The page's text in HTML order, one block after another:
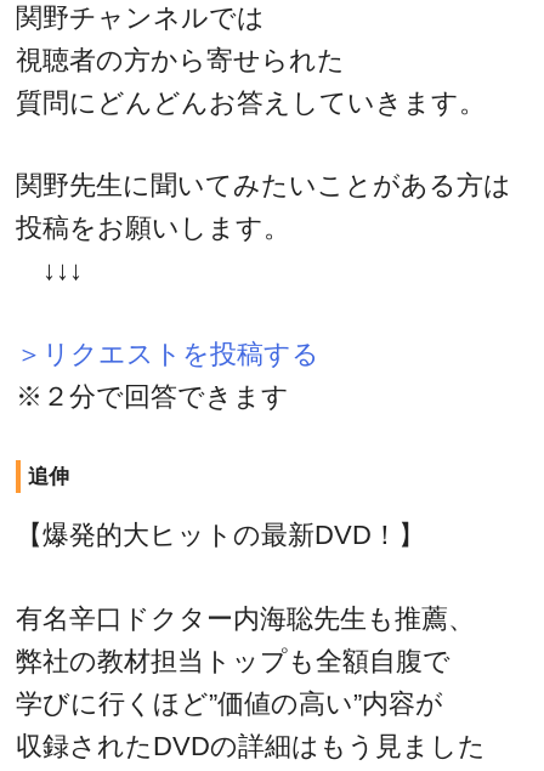
関野チャンネルでは
視聴者の方から寄せられた
質問にどんどんお答えしていきます。
関野先生に聞いてみたいことがある方は
投稿をお願いします。
↓↓↓
＞リクエストを投稿する
※２分で回答できます
追伸
【爆発的大ヒットの最新DVD！】
有名辛口ドクター内海聡先生も推薦、
弊社の教材担当トップも全額自腹で
学びに行くほど”価値の高い”内容が
収録されたDVDの詳細はもう見ました